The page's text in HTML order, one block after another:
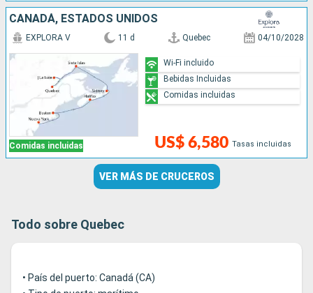
CANADÁ, ESTADOS UNIDOS
Comidas incluidas
EXPLORA V 11 d Quebec 04/10/2028
US$ 6,580 Tasas incluidas
Wi-Fi incluido
Bebidas Incluidas
Comidas incluidas
VER MÁS DE CRUCEROS
Todo sobre Quebec
• País del puerto: Canadá (CA)